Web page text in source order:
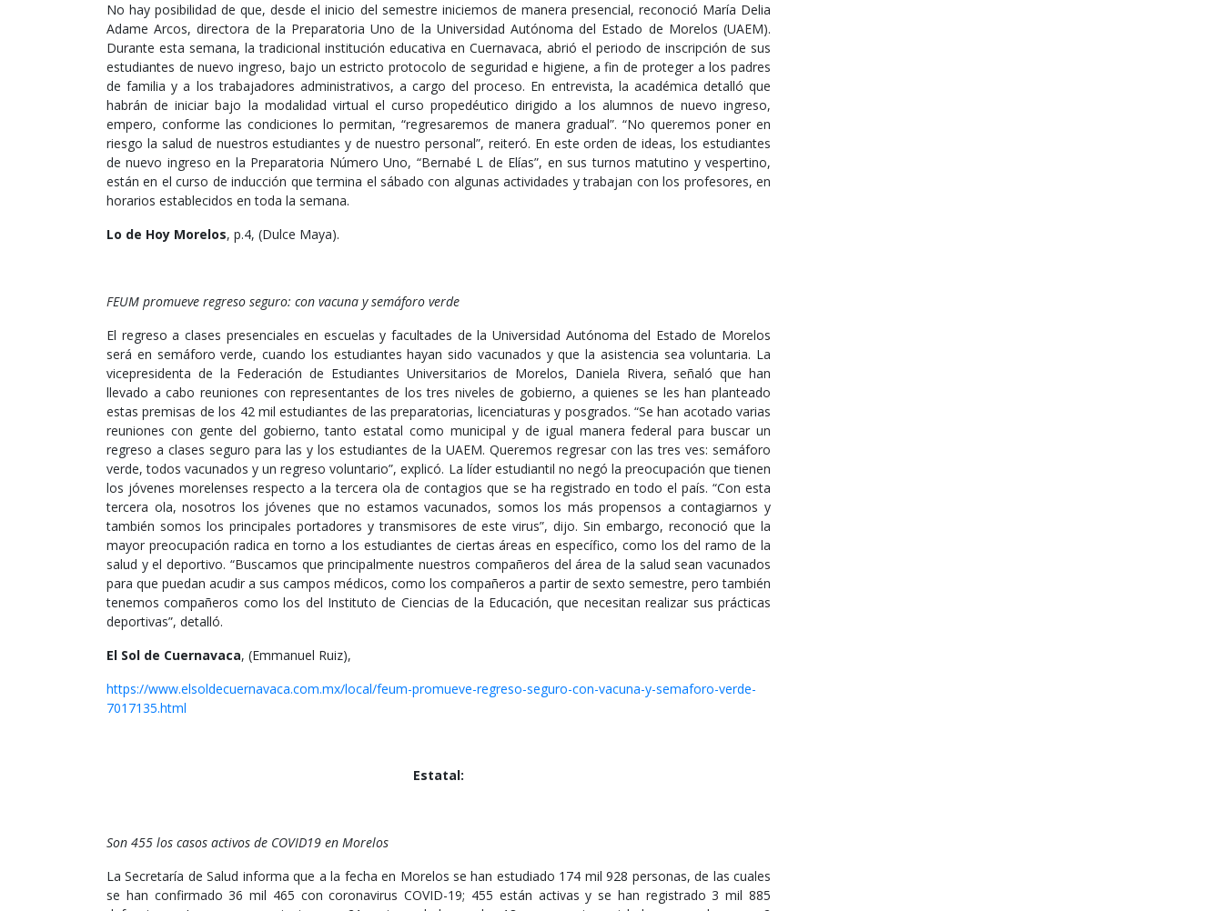
No hay posibilidad de que, desde el inicio del semestre iniciemos de manera presencial, reconoció María Delia
Adame Arcos, directora de la Preparatoria Uno de la Universidad Autónoma del Estado de Morelos (UAEM).
Durante esta semana, la tradicional institución educativa en Cuernavaca, abrió el periodo de inscripción de sus
estudiantes de nuevo ingreso, bajo un estricto protocolo de seguridad e higiene, a fin de proteger a los padres
de familia y a los trabajadores administrativos, a cargo del proceso. En entrevista, la académica detalló que
habrán de iniciar bajo la modalidad virtual el curso propedéutico dirigido a los alumnos de nuevo ingreso,
empero, conforme las condiciones lo permitan, “regresaremos de manera gradual”. “No queremos poner en
riesgo la salud de nuestros estudiantes y de nuestro personal”, reiteró. En este orden de ideas, los estudiantes
de nuevo ingreso en la Preparatoria Número Uno, “Bernabé L de Elías”, en sus turnos matutino y vespertino,
están en el curso de inducción que termina el sábado con algunas actividades y trabajan con los profesores, en
horarios establecidos en toda la semana.
Lo de Hoy Morelos, p.4, (Dulce Maya).
FEUM promueve regreso seguro: con vacuna y semáforo verde
El regreso a clases presenciales en escuelas y facultades de la Universidad Autónoma del Estado de Morelos
será en semáforo verde, cuando los estudiantes hayan sido vacunados y que la asistencia sea voluntaria. La
vicepresidenta de la Federación de Estudiantes Universitarios de Morelos, Daniela Rivera, señaló que han
llevado a cabo reuniones con representantes de los tres niveles de gobierno, a quienes se les han planteado
estas premisas de los 42 mil estudiantes de las preparatorias, licenciaturas y posgrados. “Se han acotado varias
reuniones con gente del gobierno, tanto estatal como municipal y de igual manera federal para buscar un
regreso a clases seguro para las y los estudiantes de la UAEM. Queremos regresar con las tres ves: semáforo
verde, todos vacunados y un regreso voluntario”, explicó. La líder estudiantil no negó la preocupación que tienen
los jóvenes morelenses respecto a la tercera ola de contagios que se ha registrado en todo el país. “Con esta
tercera ola, nosotros los jóvenes que no estamos vacunados, somos los más propensos a contagiarnos y
también somos los principales portadores y transmisores de este virus”, dijo. Sin embargo, reconoció que la
mayor preocupación radica en torno a los estudiantes de ciertas áreas en específico, como los del ramo de la
salud y el deportivo. “Buscamos que principalmente nuestros compañeros del área de la salud sean vacunados
para que puedan acudir a sus campos médicos, como los compañeros a partir de sexto semestre, pero también
tenemos compañeros como los del Instituto de Ciencias de la Educación, que necesitan realizar sus prácticas
deportivas”, detalló.
El Sol de Cuernavaca, (Emmanuel Ruiz),
https://www.elsoldecuernavaca.com.mx/local/feum-promueve-regreso-seguro-con-vacuna-y-semaforo-verde-
7017135.html
Estatal:
Son 455 los casos activos de COVID19 en Morelos
La Secretaría de Salud informa que a la fecha en Morelos se han estudiado 174 mil 928 personas, de las cuales
se han confirmado 36 mil 465 con coronavirus COVID-19; 455 están activas y se han registrado 3 mil 885